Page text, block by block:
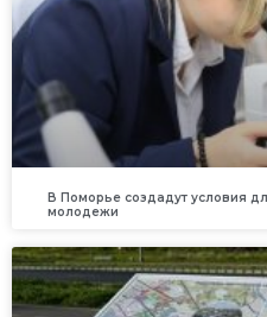
В Поморье создадут условия
молодежи